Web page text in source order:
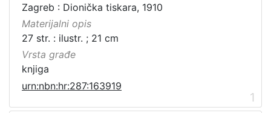
Zagreb : Dionička tiskara, 1910
Materijalni opis
27 str. : ilustr. ; 21 cm
Vrsta građe
knjiga
urn:nbn:hr:287:163919
1